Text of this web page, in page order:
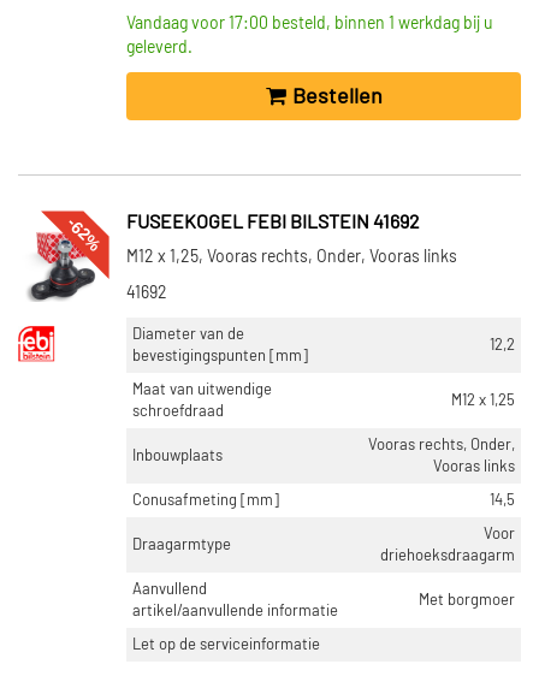
Vandaag voor 17:00 besteld, binnen 1 werkdag bij u
geleverd.
Bestellen
-62% FUSEEKOGEL FEBI BILSTEIN 41692
M12 x 1,25, Vooras rechts, Onder, Vooras links
41692
Diameter van de
bevestigingspunten [mm]
12,2
Maat van uitwendige
schroefdraad
M12 x 1,25
Inbouwplaats
Vooras rechts, Onder,
Vooras links
Conusafmeting [mm]
14,5
Draagarmtype
Voor
driehoeksdraagarm
Aanvullend
artikel/aanvullende informatie
Met borgmoer
Let op de serviceinformatie